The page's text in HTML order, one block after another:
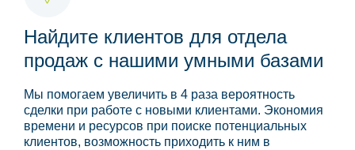
Найдите клиентов для отдела
продаж с нашими умными базами
Мы помогаем увеличить в 4 раза вероятность
сделки при работе с новыми клиентами. Экономия
времени и ресурсов при поиске потенциальных
клиентов, возможность приходить к ним в